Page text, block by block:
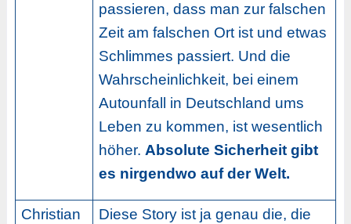
passieren, dass man zur falschen
Zeit am falschen Ort ist und etwas
Schlimmes passiert. Und die
Wahrscheinlichkeit, bei einem
Autounfall in Deutschland ums
Leben zu kommen, ist wesentlich
höher.Absolute Sicherheit gibt
es nirgendwo auf der Welt.
Christian
Diese Story ist ja genau die, die